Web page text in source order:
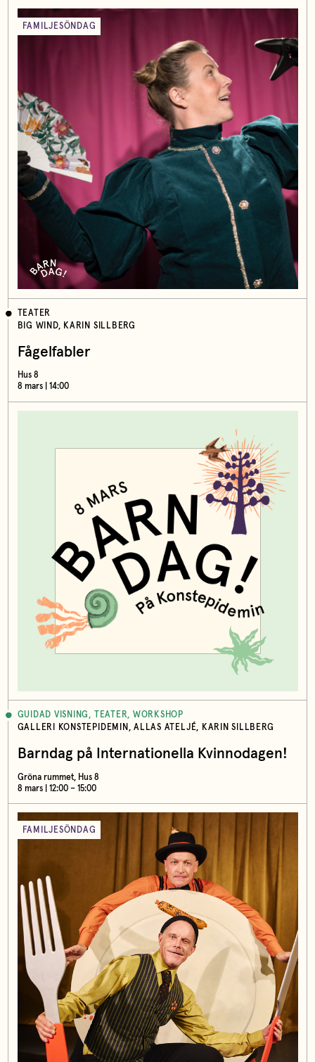
FAMILJESÖNDAG
TEATER
BIG WIND, KARIN SILLBERG
Fågelfabler
Hus 8
8 mars | 14:00
GUIDAD VISNING, TEATER, WORKSHOP
GALLERI KONSTEPIDEMIN, ALLAS ATELJÉ, KARIN SILLBERG
Barndag på Internationella Kvinnodagen!
Gröna rummet, Hus 8
8 mars | 12:00 – 15:00
FAMILJESÖNDAG